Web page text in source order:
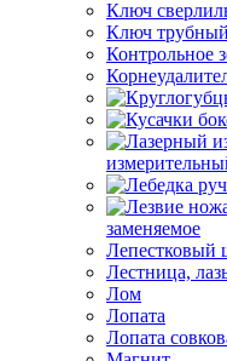
Ключ
Ключ трубный
Контрольное
заменяемое
Лепестковый
Лестница,
Лом
Лопата
Лопата